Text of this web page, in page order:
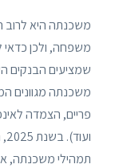
משכנתה היא לרוב
משפחה, ולכן כדאי
שמציעים הבנקים
משכנתה מגוונים
פריים, הצמדה
תמהילי משכנתה,